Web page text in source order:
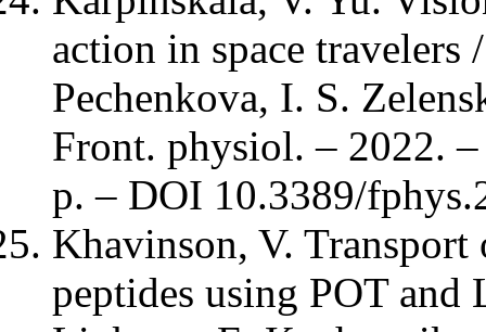
action in space travelers
Pechenkova, I. S.
Front. physiol. – 2022.
p. – DOI 10.3389/
Khavinson, V.
peptides using POT